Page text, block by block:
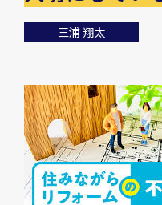
三浦 翔太